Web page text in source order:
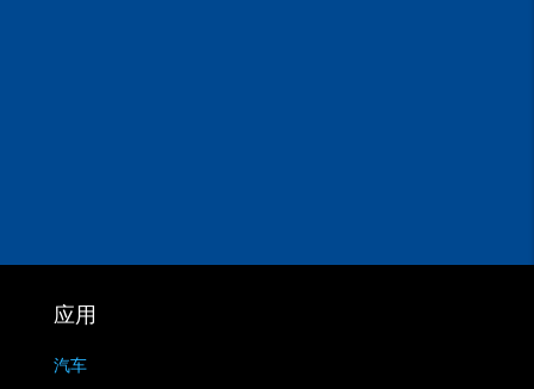
应用
汽车